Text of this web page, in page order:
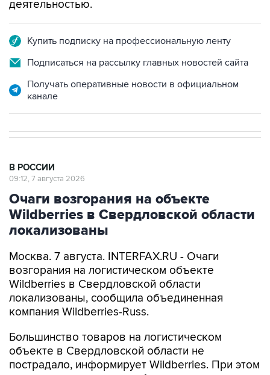
Подписаться на рассылку главных новостей сайта
Получать оперативные новости в официальном
Очаги возгорания на объекте
Wildberries в Свердловской области
локализованы
Москва. 7 августа. INTERFAX.RU - Очаги
Wildberries в Свердловской области
локализованы, сообщила объединенная
компания Wildberries-Russ.
Большинство товаров на логистическом
пострадало, информирует Wildberries. При этом
на месте продолжают работу оперативные
службы.